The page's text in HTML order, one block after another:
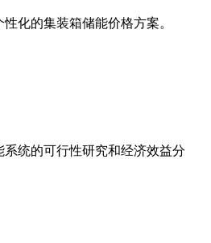
化的集装箱储能价格方案。
统的可行性研究和经济效益分